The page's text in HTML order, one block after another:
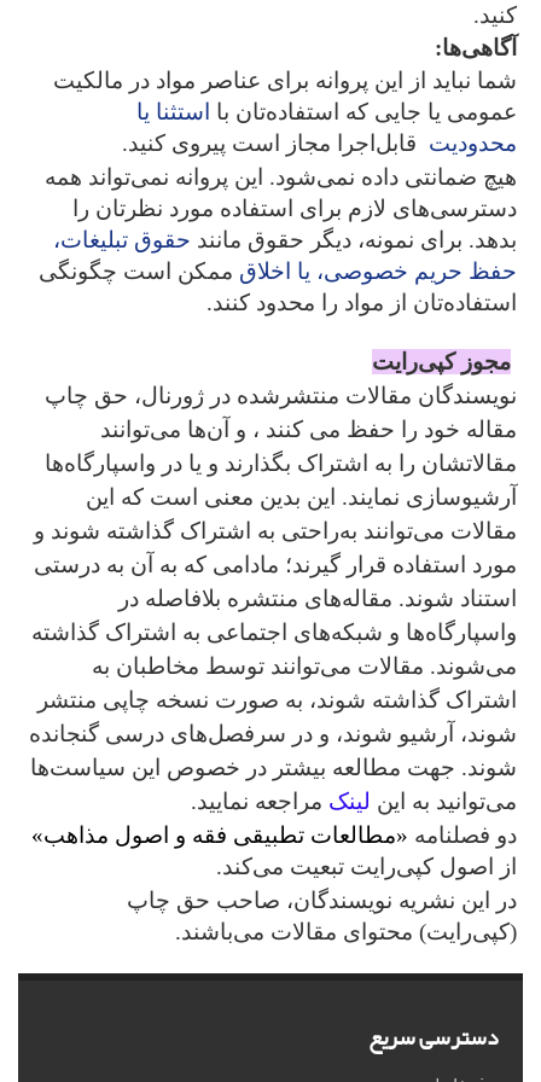
کنید.
آگاهی‌ها:
شما نباید از این پروانه برای عناصر مواد در مالکیت
عمومی یا جایی که استفاده‌تان با استثنا یا
محدودیت قابل‌اجرا مجاز است پیروی کنید.
هیچ ضمانتی داده نمی‌شود. این پروانه نمی‌تواند همه
دسترسی‌های لازم برای استفاده مورد نظرتان را
بدهد. برای نمونه، دیگر حقوق مانند حقوق تبلیغات،
حفظ حریم خصوصی، یا اخلاق ممکن است چگونگی
استفاده‌تان از مواد را محدود کنند.
مجوز کپی‌رایت
نویسندگان مقالات منتشرشده در ژورنال، حق چاپ
مقاله خود را حفظ می­ کنند ، و آن‌ها می‌توانند
مقالاتشان را به اشتراک بگذارند و یا در واسپارگاه‌ها
آرشیوسازی نمایند. این بدین معنی است که این
مقالات می‌توانند به‌راحتی به اشتراک‌ گذاشته شوند و
مورد استفاده قرار گیرند؛ مادامی که به آن‌ به درستی
استناد شوند. مقاله‌های منتشره بلافاصله در
واسپارگاه‌ها و شبکه‌های اجتماعی به اشتراک گذاشته
می‌شوند. مقالات می‌توانند توسط مخاطبان به
اشتراک گذاشته شوند، به صورت نسخه چاپی منتشر
شوند، آرشیو شوند، و در سرفصل‌های درسی گنجانده
شوند. جهت مطالعه بیشتر در خصوص این سیاست‌ها
می‌توانید به این لینک مراجعه نمایید.
دو فصلنامه «مطالعات تطبیقی فقه و اصول مذاهب»
از اصول کپی‌رایت تبعیت می‌کند.
در این نشریه نویسندگان، صاحب حق چاپ
(کپی‌رایت) محتوای مقالات می‌باشند.
دسترسی سریع